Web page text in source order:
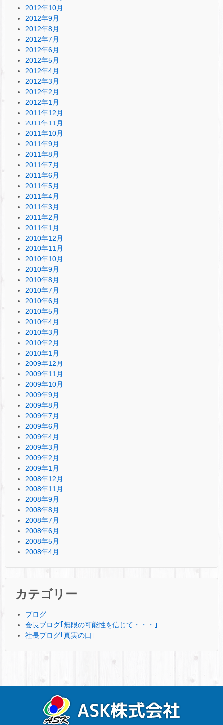
2012年10月
2012年9月
2012年8月
2012年7月
2012年6月
2012年5月
2012年4月
2012年3月
2012年2月
2012年1月
2011年12月
2011年11月
2011年10月
2011年9月
2011年8月
2011年7月
2011年6月
2011年5月
2011年4月
2011年3月
2011年2月
2011年1月
2010年12月
2010年11月
2010年10月
2010年9月
2010年8月
2010年7月
2010年6月
2010年5月
2010年4月
2010年3月
2010年2月
2010年1月
2009年12月
2009年11月
2009年10月
2009年9月
2009年8月
2009年7月
2009年6月
2009年4月
2009年3月
2009年2月
2009年1月
2008年12月
2008年11月
2008年9月
2008年8月
2008年7月
2008年6月
2008年5月
2008年4月
カテゴリー
ブログ
会長ブログ｢無限の可能性を信じて・・・｣
社長ブログ｢真実の口｣